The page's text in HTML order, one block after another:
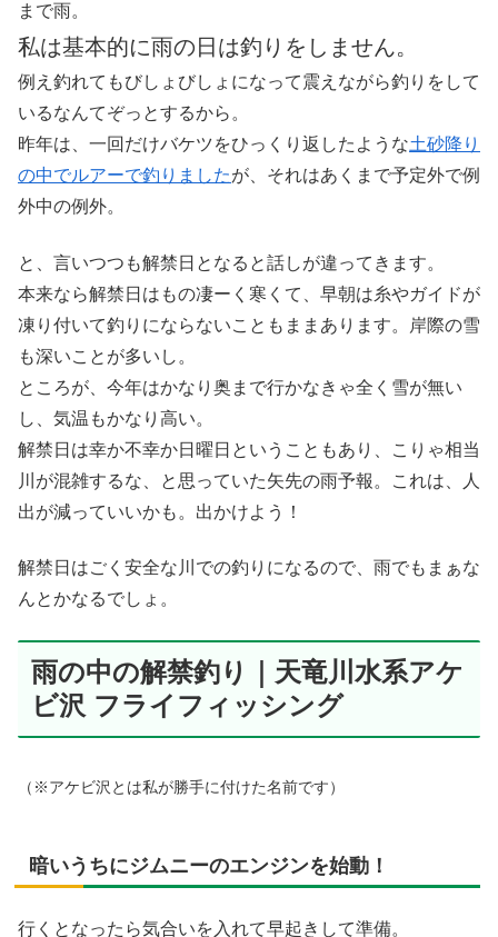
まで雨。
私は基本的に雨の日は釣りをしません。
例え釣れてもびしょびしょになって震えながら釣りをして
いるなんてぞっとするから。
昨年は、一回だけバケツをひっくり返したような土砂降り
の中でルアーで釣りましたが、それはあくまで予定外で例
外中の例外。
と、言いつつも解禁日となると話しが違ってきます。
本来なら解禁日はもの凄ーく寒くて、早朝は糸やガイドが
凍り付いて釣りにならないこともままあります。岸際の雪
も深いことが多いし。
ところが、今年はかなり奥まで行かなきゃ全く雪が無い
し、気温もかなり高い。
解禁日は幸か不幸か日曜日ということもあり、こりゃ相当
川が混雑するな、と思っていた矢先の雨予報。これは、人
出が減っていいかも。出かけよう！
解禁日はごく安全な川での釣りになるので、雨でもまぁな
んとかなるでしょ。
雨の中の解禁釣り｜天竜川水系アケ
ビ沢 フライフィッシング
（※アケビ沢とは私が勝手に付けた名前です）
暗いうちにジムニーのエンジンを始動！
行くとなったら気合いを入れて早起きして準備。